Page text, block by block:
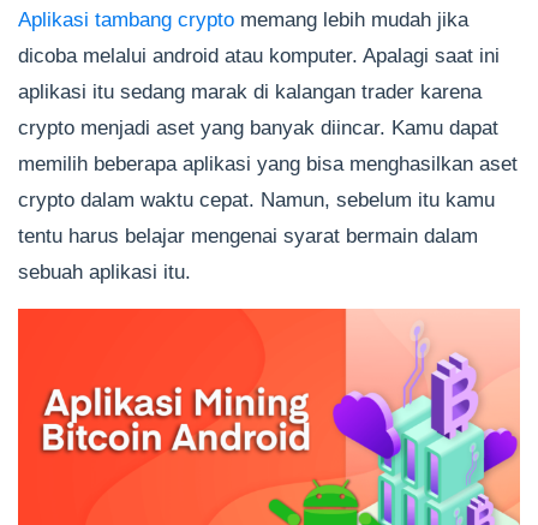
Aplikasi tambang crypto memang lebih mudah jika
dicoba melalui android atau komputer. Apalagi saat ini
aplikasi itu sedang marak di kalangan trader karena
crypto menjadi aset yang banyak diincar. Kamu dapat
memilih beberapa aplikasi yang bisa menghasilkan aset
crypto dalam waktu cepat. Namun, sebelum itu kamu
tentu harus belajar mengenai syarat bermain dalam
sebuah aplikasi itu.